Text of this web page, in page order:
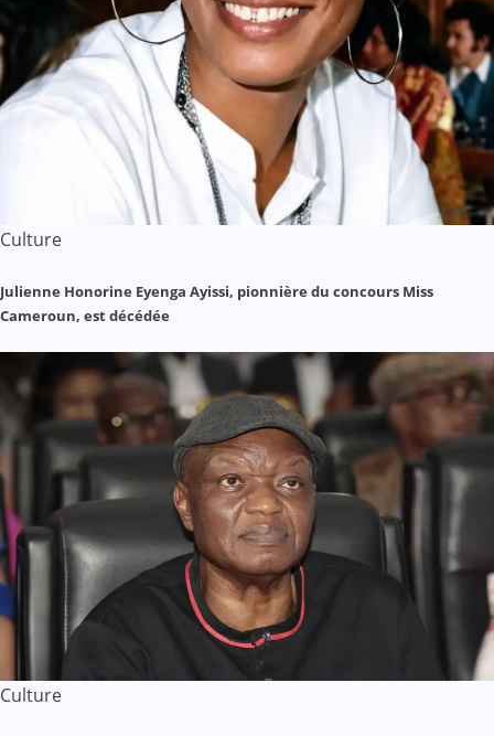
Culture
Julienne Honorine Eyenga Ayissi, pionnière du concours Miss
Cameroun, est décédée
Culture